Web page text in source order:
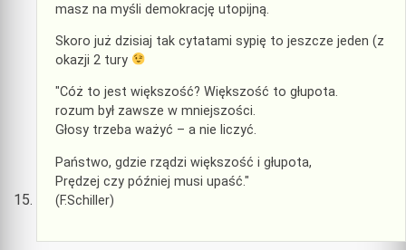
masz na myśli demokrację utopijną.
Skoro już dzisiaj tak cytatami sypię to jeszcze jeden (z
okazji 2 tury
"Cóż to jest większość? Większość to głupota.
rozum był zawsze w mniejszości.
Głosy trzeba ważyć – a nie liczyć.
Państwo, gdzie rządzi większość i głupota,
Prędzej czy później musi upaść."
(F.Schiller)